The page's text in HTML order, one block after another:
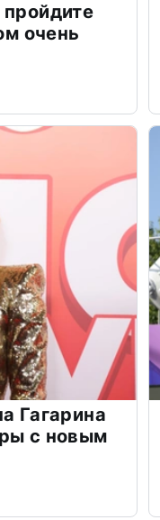
очень
Гагарина
с новым